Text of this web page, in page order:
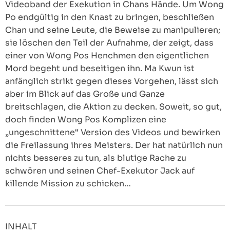
Videoband der Exekution in Chans Hände. Um Wong
Po endgültig in den Knast zu bringen, beschließen
Chan und seine Leute, die Beweise zu manipulieren;
sie löschen den Teil der Aufnahme, der zeigt, dass
einer von Wong Pos Henchmen den eigentlichen
Mord begeht und beseitigen ihn. Ma Kwun ist
anfänglich strikt gegen dieses Vorgehen, lässt sich
aber im Blick auf das Große und Ganze
breitschlagen, die Aktion zu decken. Soweit, so gut,
doch finden Wong Pos Komplizen eine
„ungeschnittene“ Version des Videos und bewirken
die Freilassung ihres Meisters. Der hat natürlich nun
nichts besseres zu tun, als blutige Rache zu
schwören und seinen Chef-Exekutor Jack auf
killende Mission zu schicken…
INHALT